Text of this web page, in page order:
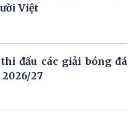
Việt
đấu các giải bóng đá
27